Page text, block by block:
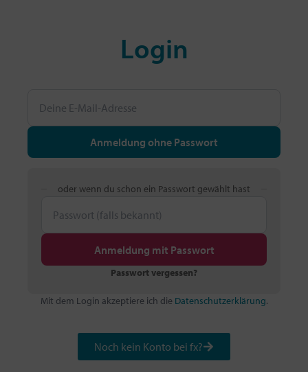
Login
Anmeldung ohne Passwort
oder wenn du schon ein Passwort gewählt hast
Anmeldung mit Passwort
Passwort vergessen?
Mit dem Login akzeptiere ich die Datenschutzerklärung.
Noch kein Konto bei fx?